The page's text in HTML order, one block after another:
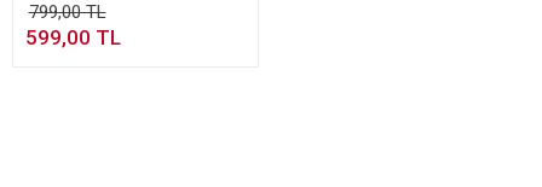
Masaj
799,00 TL
599,00 TL